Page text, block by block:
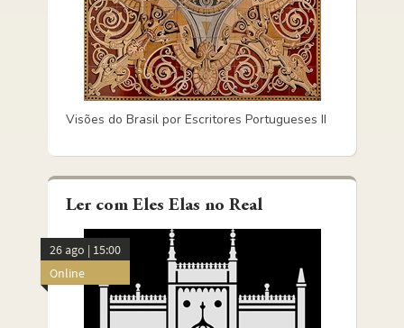
Visões do Brasil por Escritores Portugueses II
Ler com Eles Elas no Real
26 ago | 15:00
Online